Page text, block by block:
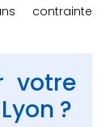
contrainte
votre
?